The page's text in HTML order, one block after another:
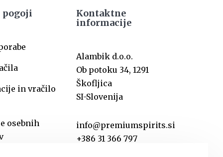
pogoji
in vračilo
osebnih
Kontaktne
informacije
Alambik d.o.o.
Ob potoku 34, 1291
Škofljica
SI-Slovenija
info@premiumspirits.si
+386 31 366 797